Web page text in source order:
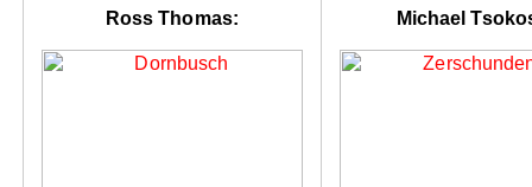
Ross Thomas: Michael